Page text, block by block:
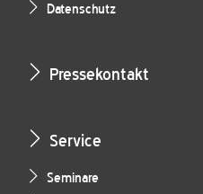
Datenschutz
Pressekontakt
Service
Seminare